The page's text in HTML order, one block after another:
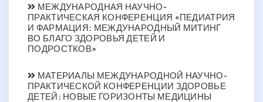
МЕЖДУНАРОДНАЯ НАУЧНО-
ПРАКТИЧЕСКАЯ КОНФЕРЕНЦИЯ «ПЕДИАТРИЯ
И ФАРМАЦИЯ: МЕЖДУНАРОДНЫЙ МИТИНГ
ВО БЛАГО ЗДОРОВЬЯ ДЕТЕЙ И
ПОДРОСТКОВ»
МАТЕРИАЛЫ МЕЖДУНАРОДНОЙ НАУЧНО-
ПРАКТИЧЕСКОЙ КОНФЕРЕНЦИИ ЗДОРОВЬЕ
ДЕТЕЙ: НОВЫЕ ГОРИЗОНТЫ МЕДИЦИНЫ